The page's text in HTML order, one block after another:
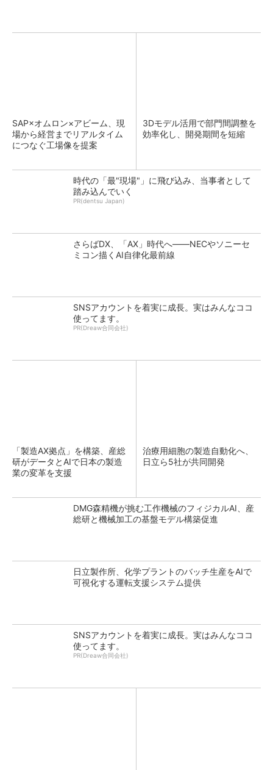
SAP×オムロン×アビーム、現
場から経営までリアルタイム
につなぐ工場像を提案
3Dモデル活用で部門間調整を
効率化し、開発期間を短縮
時代の「最"現場"」に飛び込み、当事者として
踏み込んでいく
PR(dentsu Japan)
さらばDX、「AX」時代へ――NECやソニーセ
ミコン描くAI自律化最前線
SNSアカウントを着実に成長。実はみんなココ
使ってます。
PR(Dreaw合同会社)
「製造AX拠点」を構築、産総
研がデータとAIで日本の製造
業の変革を支援
治療用細胞の製造自動化へ、
日立ら5社が共同開発
DMG森精機が挑む工作機械のフィジカルAI、産
総研と機械加工の基盤モデル構築促進
日立製作所、化学プラントのバッチ生産をAIで
可視化する運転支援システム提供
SNSアカウントを着実に成長。実はみんなココ
使ってます。
PR(Dreaw合同会社)